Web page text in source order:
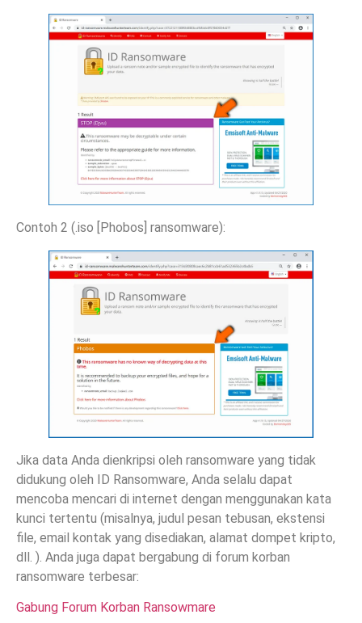
Contoh 2 (.iso [Phobos] ransomware):
Jika data Anda dienkripsi oleh ransomware yang tidak
didukung oleh ID Ransomware, Anda selalu dapat
mencoba mencari di internet dengan menggunakan kata
kunci tertentu (misalnya, judul pesan tebusan, ekstensi
file, email kontak yang disediakan, alamat dompet kripto,
dll. ). Anda juga dapat bergabung di forum korban
ransomware terbesar:
Gabung Forum Korban Ransowmare